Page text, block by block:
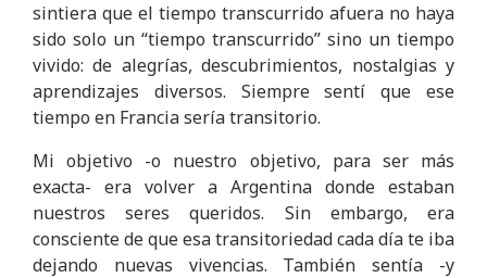
sintiera que el tiempo transcurrido afuera no haya
sido solo un “tiempo transcurrido” sino un tiempo
vivido: de alegrías, descubrimientos, nostalgias y
aprendizajes diversos. Siempre sentí que ese
tiempo en Francia sería transitorio.
Mi objetivo -o nuestro objetivo, para ser más
exacta- era volver a Argentina donde estaban
nuestros seres queridos. Sin embargo, era
consciente de que esa transitoriedad cada día te iba
dejando nuevas vivencias. También sentía -y